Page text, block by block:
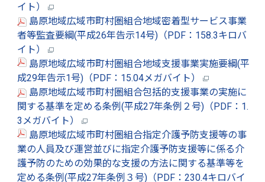
イト）
島原地域広域市町村圏組合地域密着型サービス事業
者等監査要綱(平成26年告示14号)（PDF：158.3キロバ
イト）
島原地域広域市町村圏組合地域支援事業実施要綱(平
成29年告示1号)（PDF：15.04メガバイト）
島原地域広域市町村圏組合包括的支援事業の実施に
関する基準を定める条例(平成27年条例２号)（PDF：1.
3メガバイト）
島原地域広域市町村圏組合指定介護予防支援等の事
業の人員及び運営並びに指定介護予防支援等に係る介
護予防のための効果的な支援の方法に関する基準等を
定める条例(平成27年条例３号)（PDF：230.4キロバイ